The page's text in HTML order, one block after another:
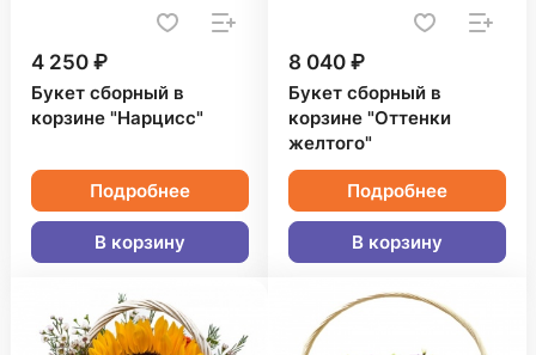
4 250 ₽
Букет сборный в
корзине "Нарцисс"
Подробнее
В корзину
8 040 ₽
Букет сборный в
корзине "Оттенки
желтого"
Подробнее
В корзину